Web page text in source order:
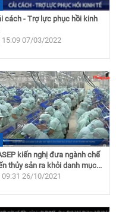
cách - Trợ lực phục hồi kinh
15:09 07/03/2022
kiến nghị đưa ngành chế
thủy sản ra khỏi danh mục...
09:31 26/10/2021